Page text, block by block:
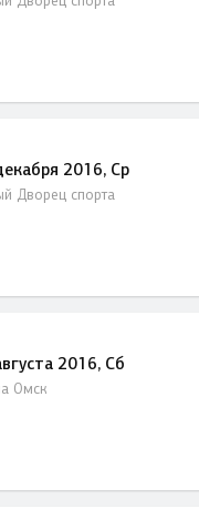
2016, Ср
Дворец спорта
2016, Сб
Омск